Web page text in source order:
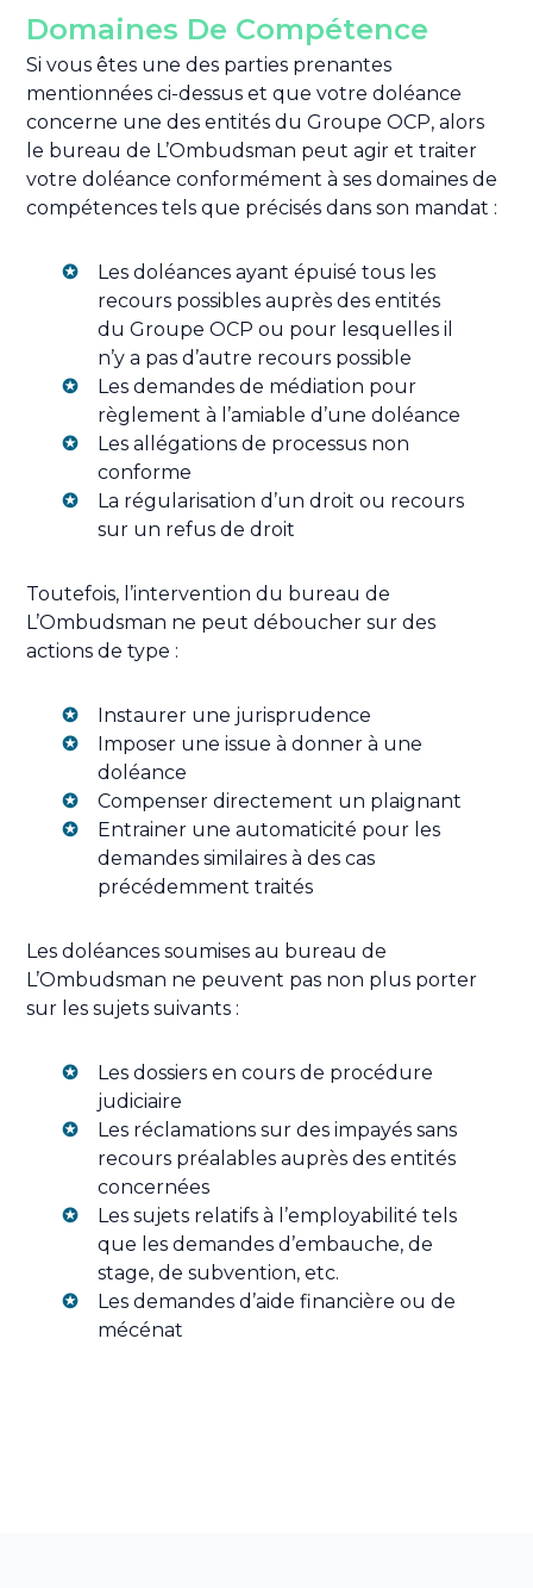
Domaines De Compétence
Si vous êtes une des parties prenantes
mentionnées ci-dessus et que votre doléance
concerne une des entités du Groupe OCP, alors
le bureau de L’Ombudsman peut agir et traiter
votre doléance conformément à ses domaines de
compétences tels que précisés dans son mandat :
Les doléances ayant épuisé tous les
recours possibles auprès des entités
du Groupe OCP ou pour lesquelles il
n’y a pas d’autre recours possible
Les demandes de médiation pour
règlement à l’amiable d’une doléance
Les allégations de processus non
conforme
La régularisation d’un droit ou recours
sur un refus de droit
Toutefois, l’intervention du bureau de
L’Ombudsman ne peut déboucher sur des
actions de type :
Instaurer une jurisprudence
Imposer une issue à donner à une
doléance
Compenser directement un plaignant
Entrainer une automaticité pour les
demandes similaires à des cas
précédemment traités
Les doléances soumises au bureau de
L’Ombudsman ne peuvent pas non plus porter
sur les sujets suivants :
Les dossiers en cours de procédure
judiciaire
Les réclamations sur des impayés sans
recours préalables auprès des entités
concernées
Les sujets relatifs à l’employabilité tels
que les demandes d’embauche, de
stage, de subvention, etc.
Les demandes d’aide financière ou de
mécénat